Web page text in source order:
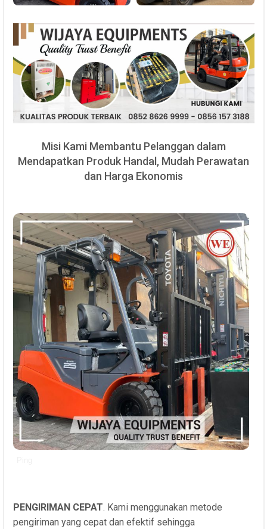
Misi Kami Membantu Pelanggan dalam
Mendapatkan Produk Handal, Mudah Perawatan
dan Harga Ekonomis
PENGIRIMAN CEPAT. Kami menggunakan metode
pengiriman yang cepat dan efektif sehingga